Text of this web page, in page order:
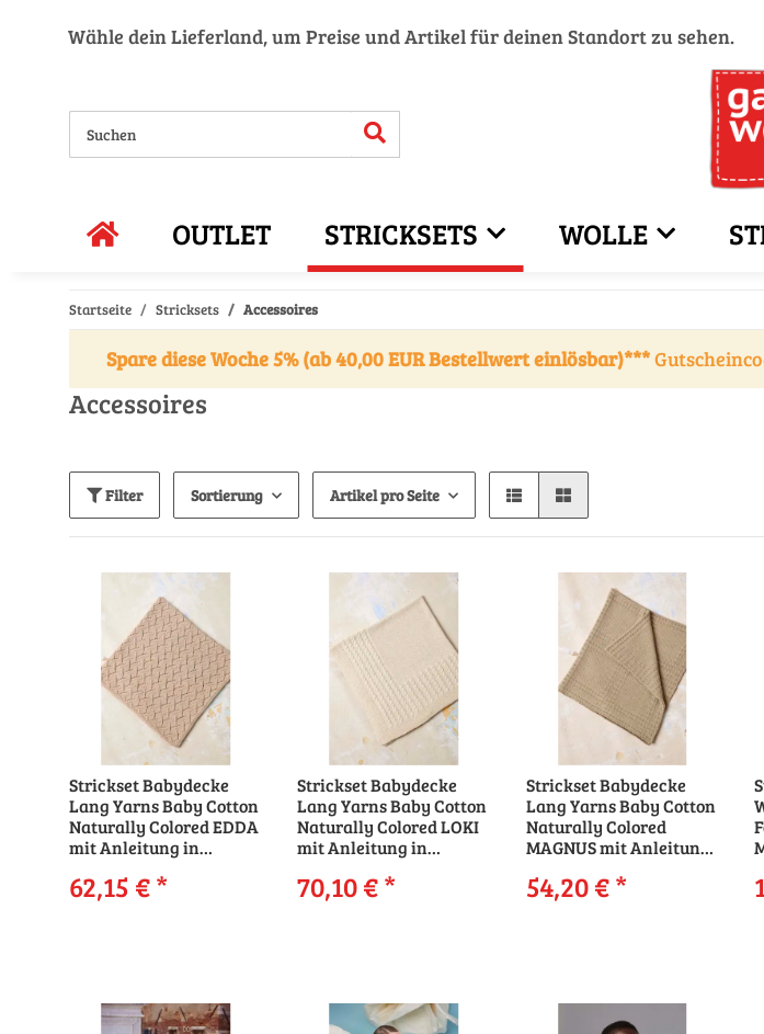
Wähle dein Lieferland, um Preise und Artikel für deinen Standort zu sehen.
OUTLET STRICKSETS WOLLE
Startseite Stricksets Accessoires
Spare diese Woche 5% (ab 40,00 EUR Bestellwert einlösbar)***
Accessoires
Filter Sortierung Artikel pro Seite
Strickset Babydecke
Lang Yarns Baby Cotton
Naturally Colored EDDA
mit Anleitung in
62,15 €*
Strickset Babydecke
Lang Yarns Baby Cotton
Naturally Colored LOKI
mit Anleitung in
70,10 €*
Strickset Babydecke
Lang Yarns Baby Cotton
Naturally Colored
MAGNUS mit Anleitung
54,20 €*